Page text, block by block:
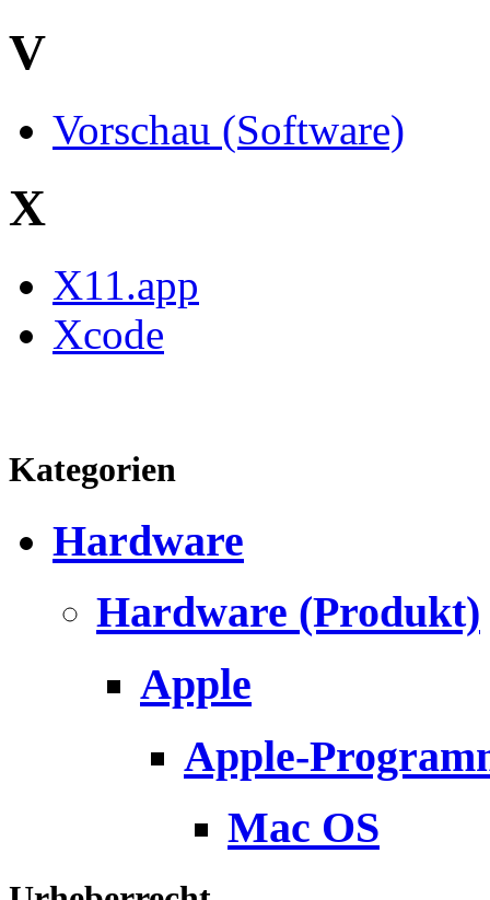
V
Vorschau (Software)
X
X11.app
Xcode
Kategorien
Hardware
Hardware (Produkt)
Apple
Apple-
Mac OS